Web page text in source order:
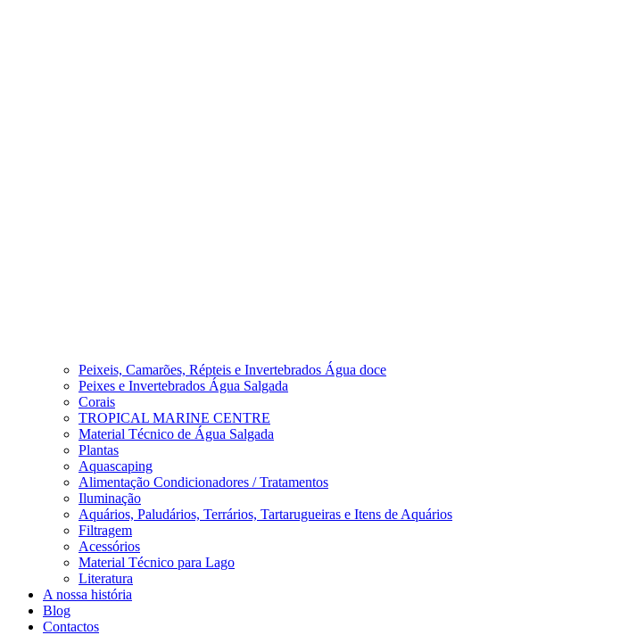
Peixeis, Camarões, Répteis e Invertebrados Água doce
Peixes e Invertebrados Água Salgada
Corais
TROPICAL MARINE CENTRE
Material Técnico de Água Salgada
Plantas
Aquascaping
Alimentação Condicionadores / Tratamentos
Iluminação
Aquários, Paludários, Terrários, Tartarugueiras e Itens de Aquários
Filtragem
Acessórios
Material Técnico para Lago
Literatura
A nossa história
Blog
Contactos